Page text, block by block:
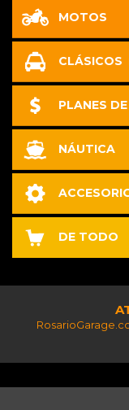
MOTOS
CLÁSICOS
PLANES
NÁUTICA
DE TODO